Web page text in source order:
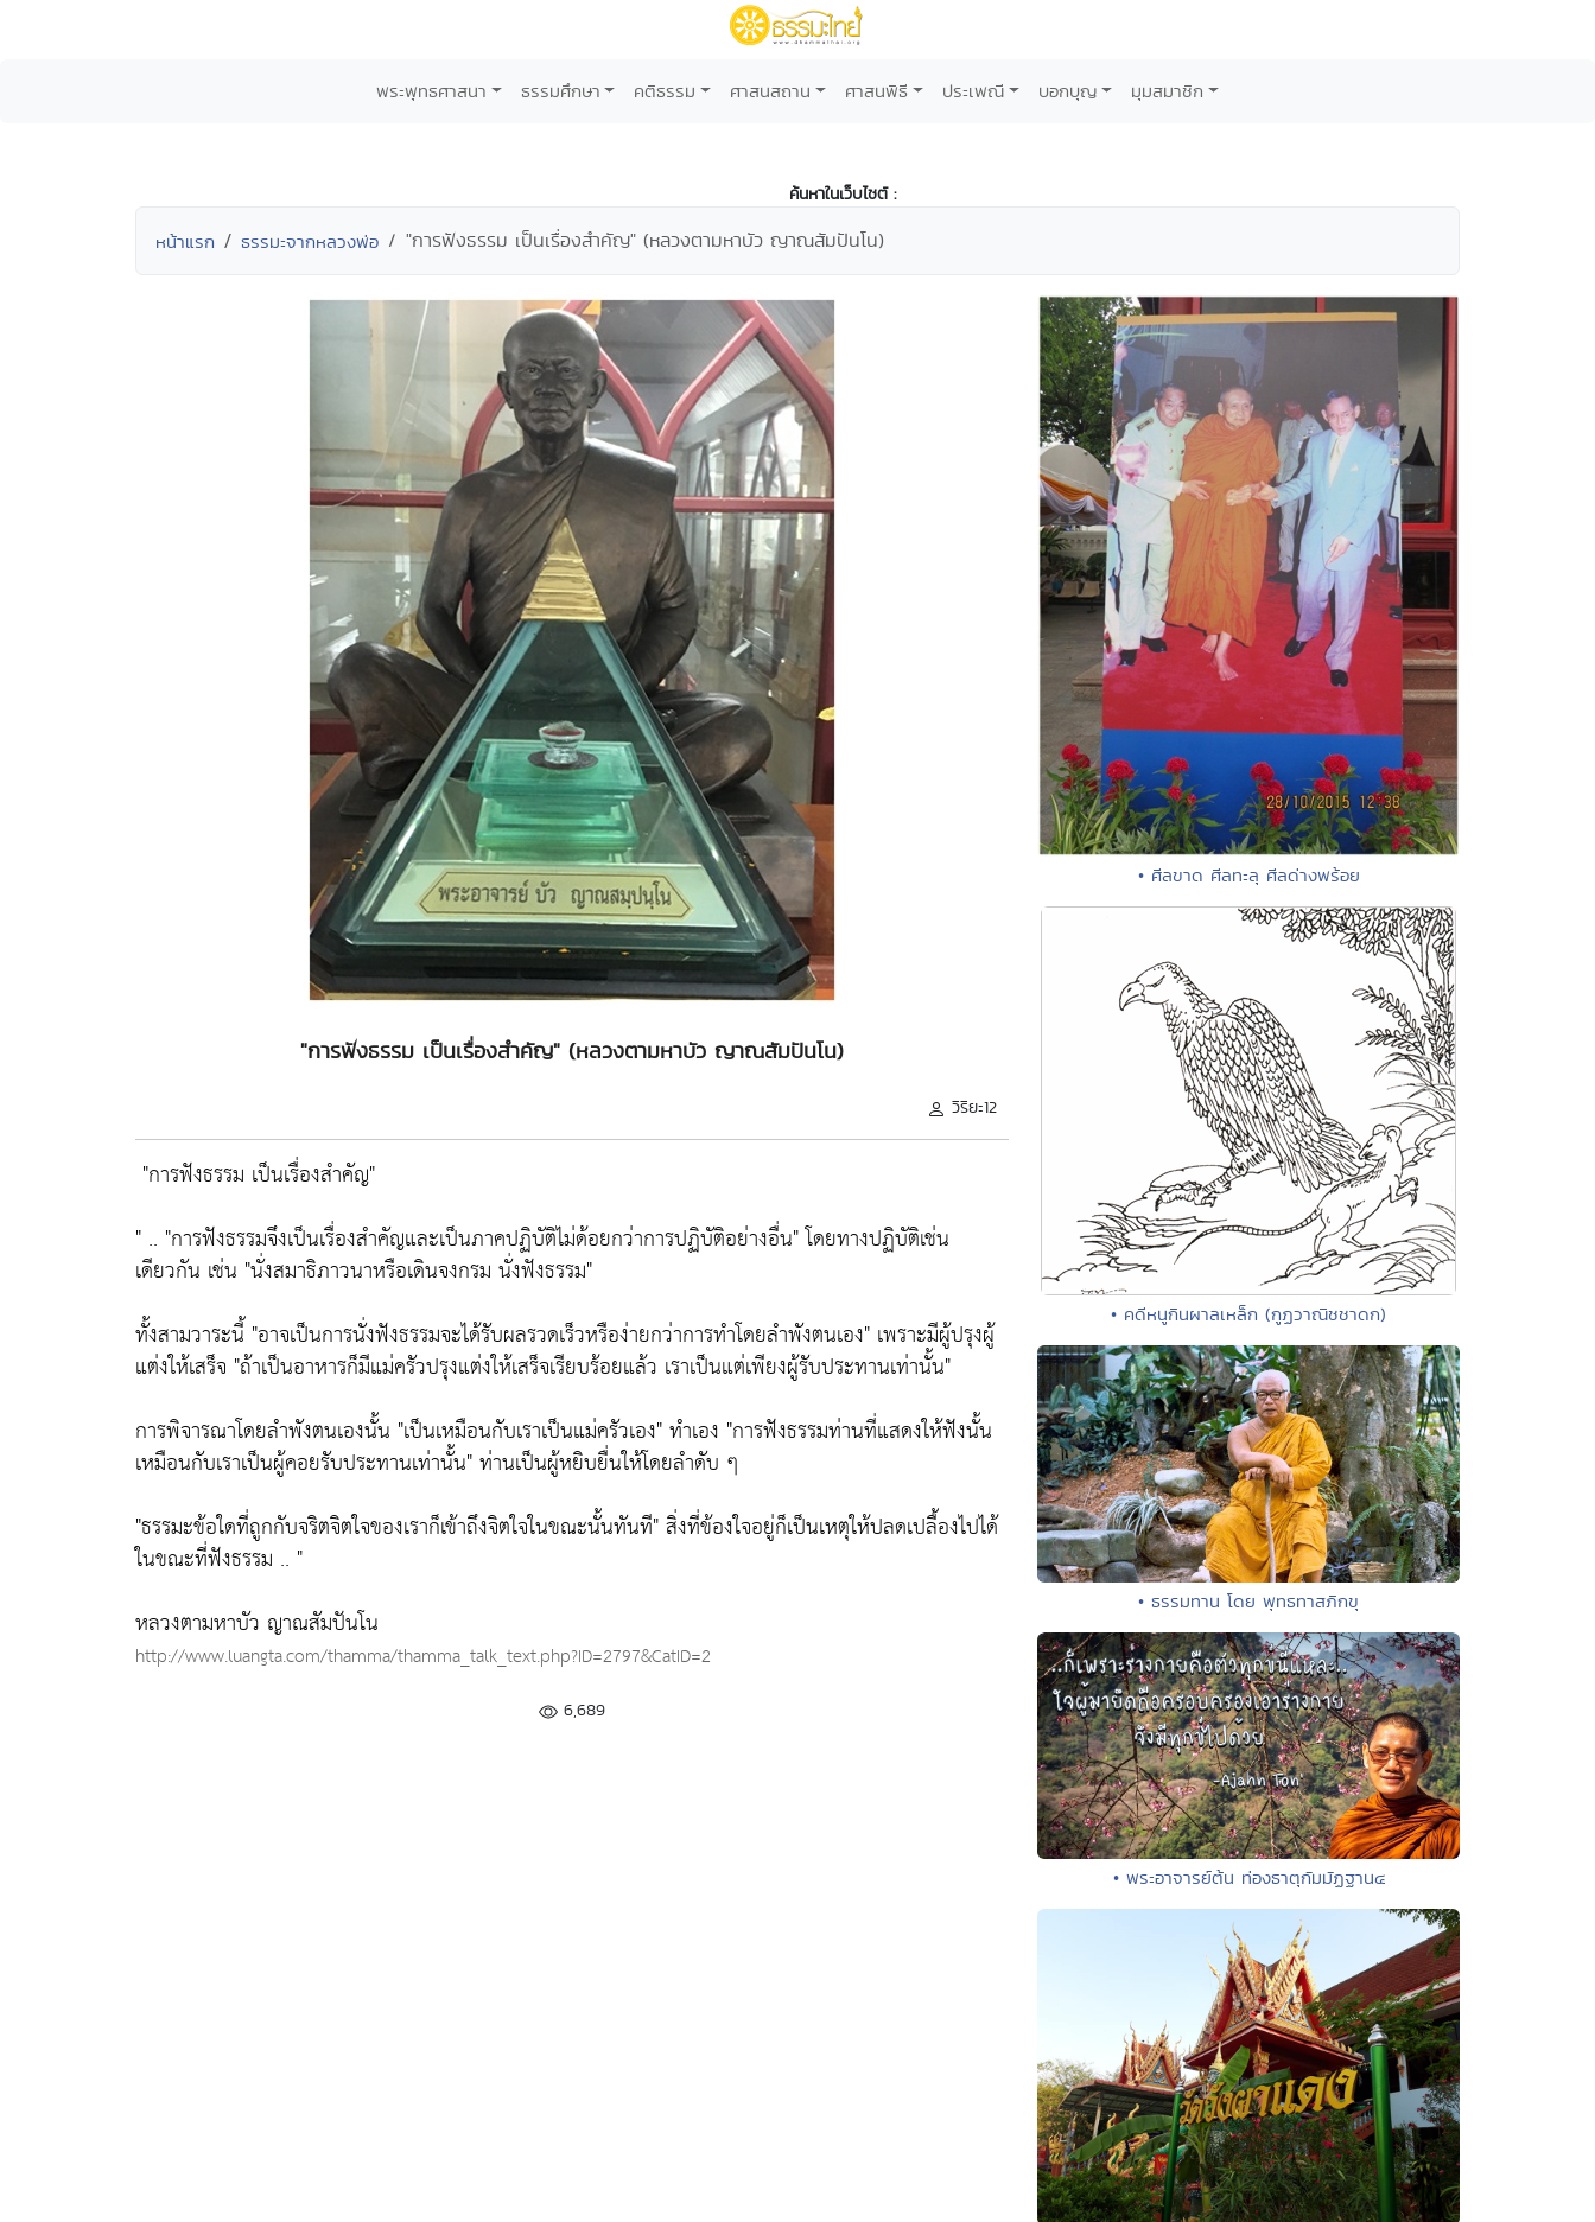
พระพุทธศาสนา ธรรมศึกษา คติธรรม ศาสนสถาน ศาสนพิธี ประเพณี บอกบุญ มุมสมาชิก
ค้นหาในเว็บไซต์ :
หน้าแรก ธรรมะจากหลวงพ่อ "การฟังธรรม เป็นเรื่องสำคัญ" (หลวงตามหาบัว ญาณสัมปันโน)
"การฟังธรรม เป็นเรื่องสำคัญ" (หลวงตามหาบัว ญาณสัมปันโน)
วิริยะ12
"การฟังธรรม เป็นเรื่องสำคัญ"
" .. "การฟังธรรมจึงเป็นเรื่องสำคัญและเป็นภาคปฏิบัติไม่ด้อยกว่าการปฏิบัติอย่างอื่น"โดยทางปฏิบัติเช่น
เดียวกัน เช่น "นั่งสมาธิภาวนาหรือเดินจงกรม นั่งฟังธรรม"
ทั้งสามวาระนี้ "อาจเป็นการนั่งฟังธรรมจะได้รับผลรวดเร็วหรือง่ายกว่าการทำโดยลำพังตนเอง" เพราะมีผู้ปรุงผู้
แต่งให้เสร็จ "ถ้าเป็นอาหารก็มีแม่ครัวปรุงแต่งให้เสร็จเรียบร้อยแล้ว เราเป็นแต่เพียงผู้รับประทานเท่านั้น"
การพิจารณาโดยลำพังตนเองนั้น "เป็นเหมือนกับเราเป็นแม่ครัวเอง"ทำเอง "การฟังธรรมท่านที่แสดงให้ฟังนั้น
เหมือนกับเราเป็นผู้คอยรับประทานเท่านั้น"ท่านเป็นผู้หยิบยื่นให้โดยลำดับ ๆ
"ธรรมะข้อใดที่ถูกกับจริตจิตใจของเราก็เข้าถึงจิตใจในขณะนั้นทันที"สิ่งที่ข้องใจอยู่ก็เป็นเหตุให้ปลดเปลื้องไปได้
ในขณะที่ฟังธรรม .. "
หลวงตามหาบัว ญาณสัมปันโน
http://www.luangta.com/thamma/thamma_talk_text.php?ID=2797&CatID=2
6,689
• ศีลขาด ศีลทะลุ ศีลด่างพร้อย
• คดีหนูกินผาลเหล็ก (กูฏวาณิชชาดก)
• ธรรมทาน โดย พุทธทาสภิกขุ
• พระอาจารย์ต้น ท่องธาตุกัมมัฏฐาน๔